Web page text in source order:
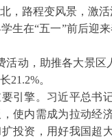
，路程变风景，激活
生在“五一”前后迎
活动，助推各大景
21.2%。
引擎。习近平总书
使内需成为拉动经
投资，用好我国超